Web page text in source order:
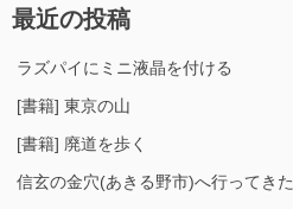
最近の投稿
ラズパイにミニ液晶を付ける
[書籍] 東京の山
[書籍] 廃道を歩く
信玄の金穴(あきる野市)へ行ってきた